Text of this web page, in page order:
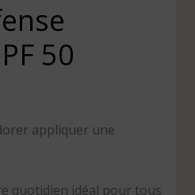
50
appliquer une
quotidien idéal pour tous